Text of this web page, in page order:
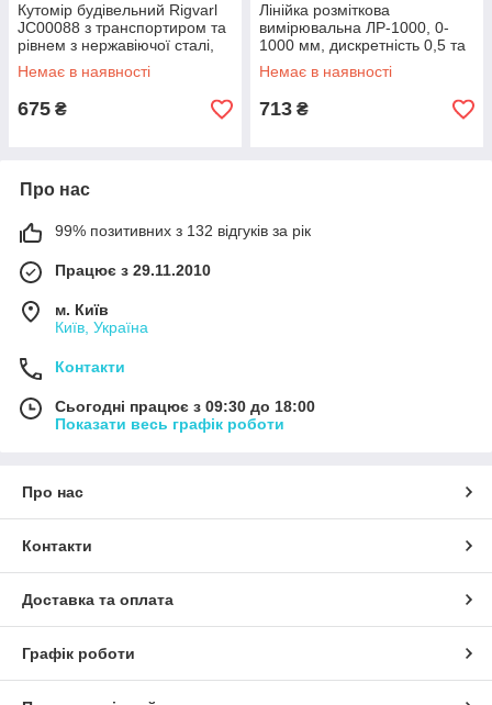
Кутомір будівельний Rigvarl
JC00088 з транспортиром та
рівнем з нержавіючої сталі,
довжина 300 мм
Немає в наявності
675 ₴
Лінійка розміткова
вимірювальна ЛР-1000, 0-
1000 мм, дискретність 0,5 та
1 мм, ±0,20, Україна
Немає в наявності
713 ₴
Про нас
99% позитивних з 132 відгуків за рік
Працює з 29.11.2010
м. Київ
Київ, Україна
Контакти
Сьогодні працює з 09:30 до 18:00
Показати весь графік роботи
Про нас
Контакти
Доставка та оплата
Графік роботи